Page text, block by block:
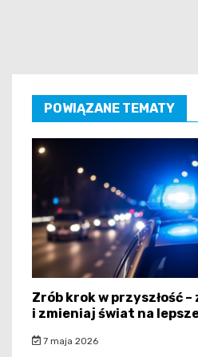
POWIĄZANE TEMATY
Zrób krok w przyszłość
i zmieniaj świat na
7 maja 2026